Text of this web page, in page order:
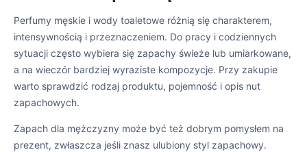
Perfumy męskie i wody toaletowe różnią się charakterem,
intensywnością i przeznaczeniem. Do pracy i codziennych
sytuacji często wybiera się zapachy świeże lub umiarkowane,
a na wieczór bardziej wyraziste kompozycje. Przy zakupie
warto sprawdzić rodzaj produktu, pojemność i opis nut
zapachowych.
Zapach dla mężczyzny może być też dobrym pomysłem na
prezent, zwłaszcza jeśli znasz ulubiony styl zapachowy.